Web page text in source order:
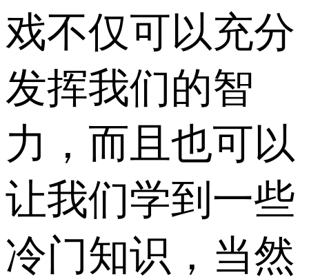
戏不仅可以充分
发挥我们的智
力，而且也可以
让我们学到一些
冷门知识，当然